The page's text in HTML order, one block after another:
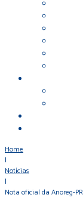
Home
|
Notícias
|
Nota oficial da Anoreg-